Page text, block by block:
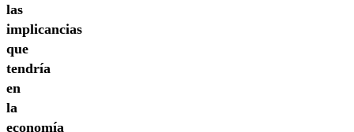
las
implicancias
que
tendría
en
la
economía